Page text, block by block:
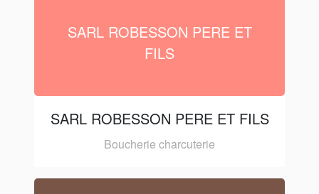
SARL ROBESSON PERE ET
FILS
SARL ROBESSON PERE ET FILS
Boucherie charcuterie